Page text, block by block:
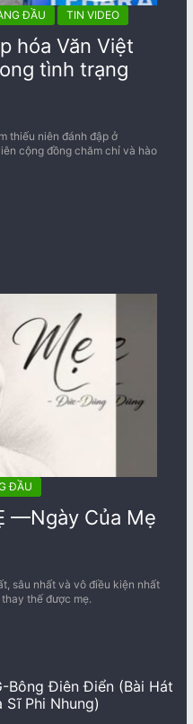
ĐẦU TIN VIDEO
hóa Văn Việt
tình trạng
thiếu niên đánh đập ở
cộng đồng chăm chỉ và hào
ĐẦU
—Ngày Của Mẹ
sâu nhất và vô điều kiện nhất
thế được mẹ.
Bông Điên Điển (Bài Hát
Sĩ Phi Nhung)